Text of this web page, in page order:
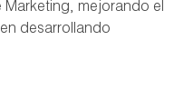
mejorando el
desarrollando